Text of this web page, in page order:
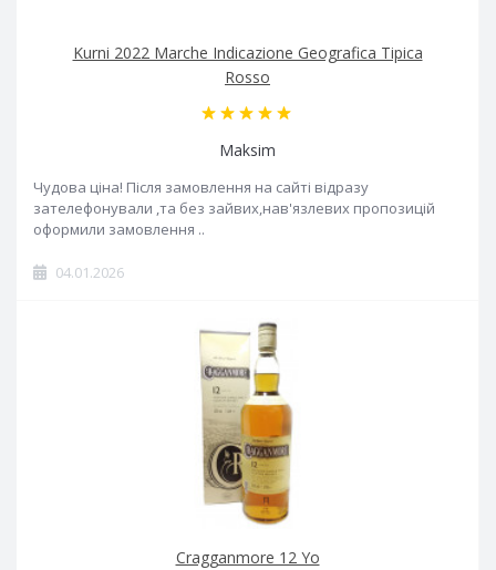
Kurni 2022 Marche Indicazione Geografica Tipica
Rosso
Maksim
Чудова ціна! Після замовлення на сайті відразу
зателефонували ,та без зайвих,нав'язлевих пропозицій
оформили замовлення ..
04.01.2026
Cragganmore 12 Yo